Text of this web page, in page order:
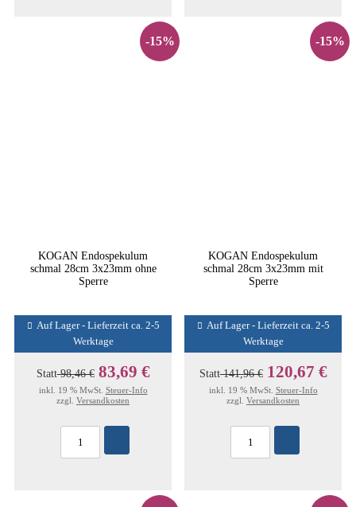
-15%
KOGAN Endospekulum
schmal 28cm 3x23mm ohne
Sperre
Auf Lager - Lieferzeit ca. 2-5
Werktage
Statt98,46 € 83,69 €
inkl. 19 % MwSt. Steuer-Info
zzgl. Versandkosten
-15%
KOGAN Endospekulum
schmal 28cm 3x23mm mit
Sperre
Auf Lager - Lieferzeit ca. 2-5
Werktage
Statt141,96 € 120,67 €
inkl. 19 % MwSt. Steuer-Info
zzgl. Versandkosten